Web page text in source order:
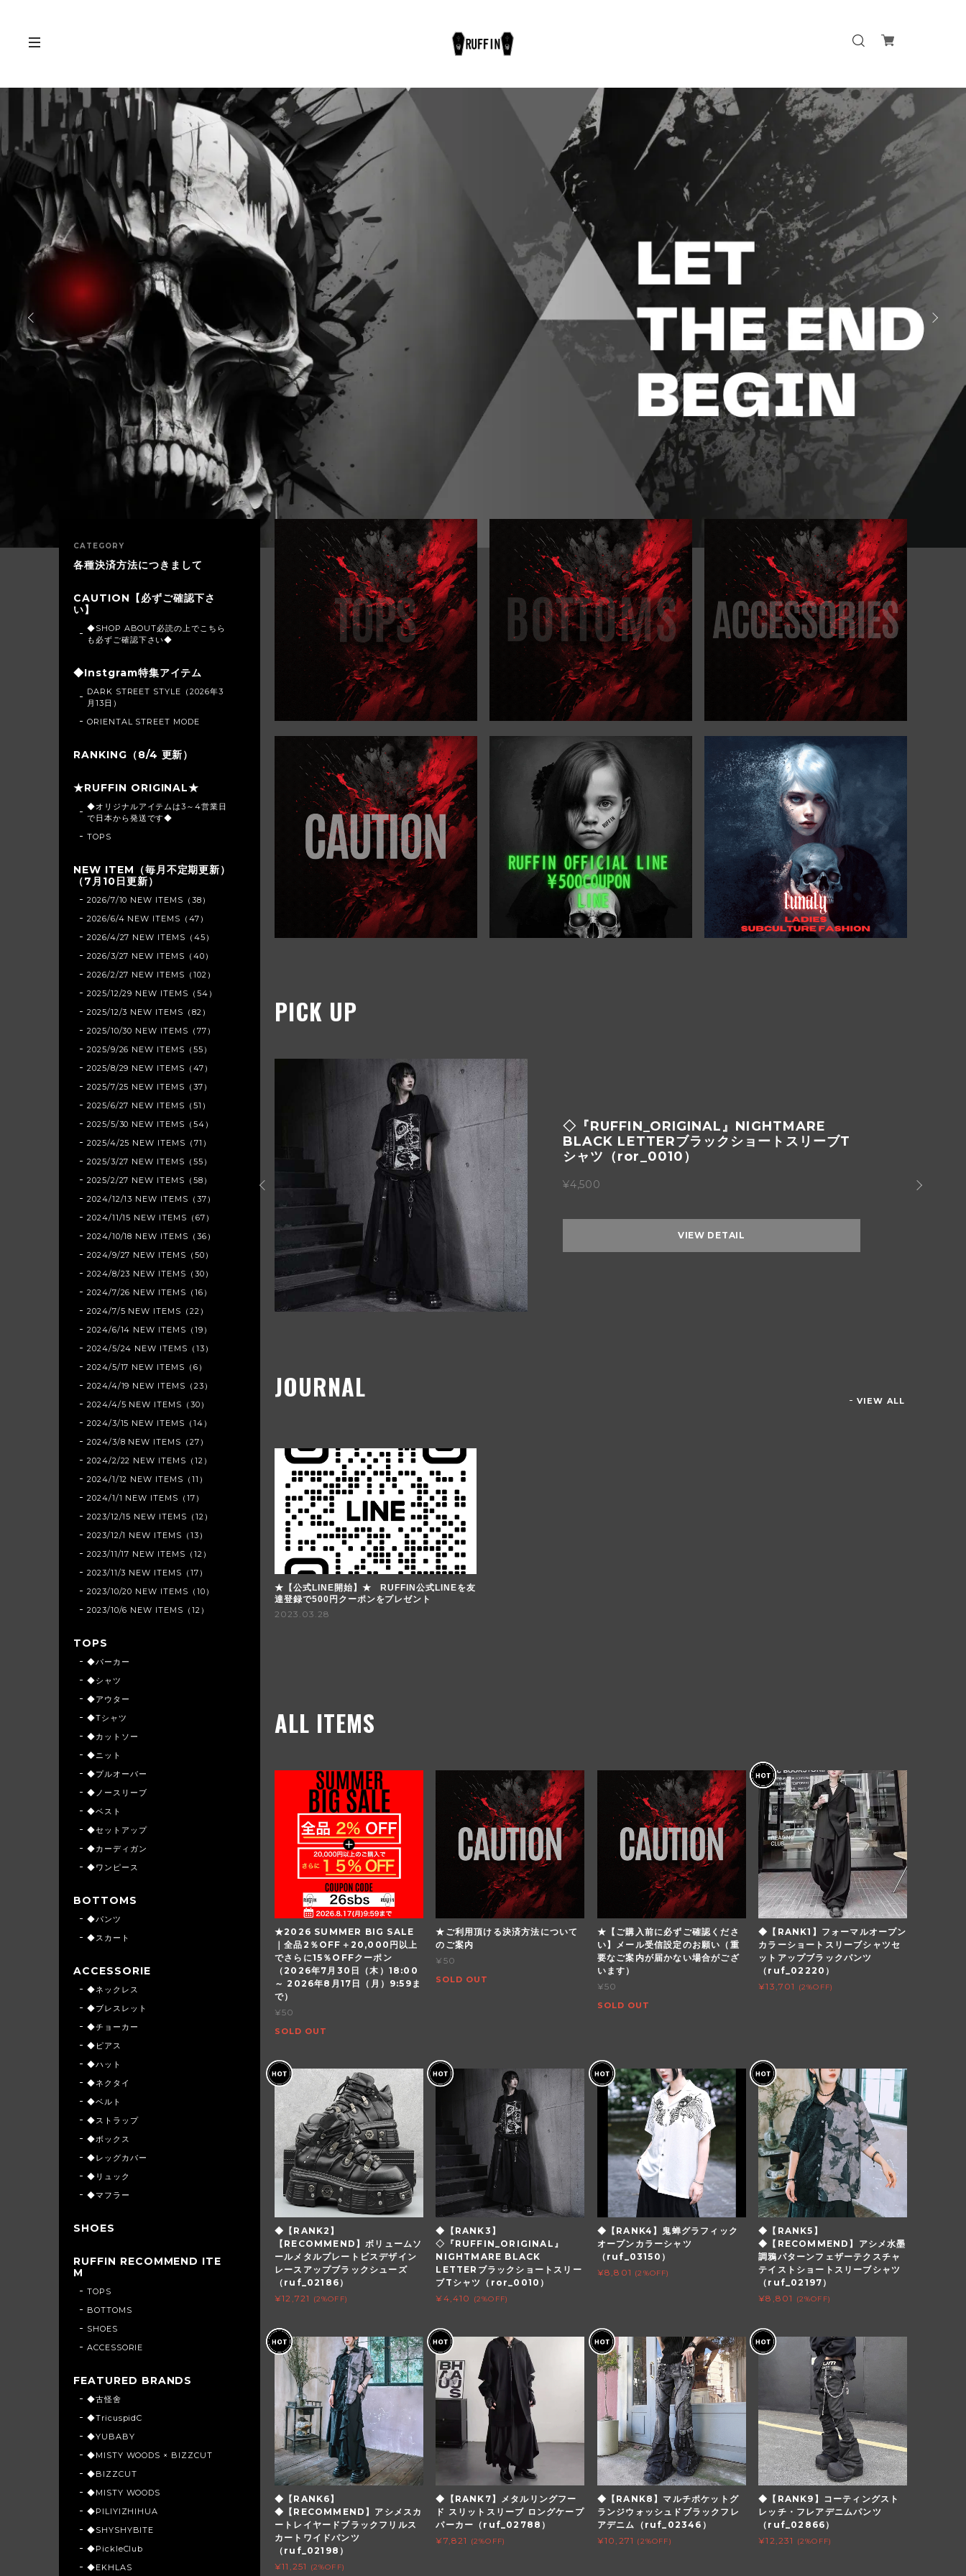
PICK UP
』NIGHTMARE
ブラックショートスリーブT
VIEW DETAIL
鬼蝉グラフィックオープンカラーシャツ
（ruf_03150）
JOURNAL VIEW ALL
★【公式LINE開始】★ RUFFIN公式LINEを友
達登録で500円クーポンをプレゼント
2023.03.28
ALL ITEMS
★2026 SUMMER BIG SALE
｜全品2％OFF＋20,000円以上
でさらに15％OFFクーポン
（2026年7月30日（木）18:00
～ 2026年8月17日（月）9:59ま
で）
¥50
SOLD OUT
★ご利用頂ける決済方法について
のご案内
¥50
SOLD OUT
★【ご購入前に必ずご確認くださ
い】メール受信設定のお願い（重
要なご案内が届かない場合がござ
います）
¥50
SOLD OUT
◆【RANK1】フォーマルオープン
カラーショートスリーブシャツセ
ットアップブラックパンツ
（ruf_02220）
¥13,701
(2%OFF)
◆【RANK2】
【RECOMMEND】ボリュームソ
ールメタルプレートビスデザイン
レースアップブラックシューズ
（ruf_02186）
¥12,721
(2%OFF)
◆【RANK3】
◇『RUFFIN_ORIGINAL』
NIGHTMARE BLACK
LETTERブラックショートスリー
ブTシャツ（ror_0010）
¥4,410
(2%OFF)
◆【RANK4】鬼蝉グラフィック
オープンカラーシャツ
（ruf_03150）
¥8,801 (2%OFF)
◆【RANK5】
◆【RECOMMEND】アシメ水墨
調鴉パターンフェザーテクスチャ
テイストショートスリーブシャツ
（ruf_02197）
¥8,801
(2%OFF)
◆【RANK6】
◆【RECOMMEND】アシメスカ
ートレイヤードブラックフリルス
カートワイドパンツ
（ruf_02198）
¥11,251
(2%OFF)
◆【RANK7】メタルリングフー
ド スリットスリーブ ロングケープ
パーカー（ruf_02788）
¥7,821
(2%OFF)
◆【RANK8】マルチポケットグ
ランジウォッシュドブラックフレ
アデニム（ruf_02346）
¥10,271 (2%OFF)
◆【RANK9】コーティングスト
レッチ・フレアデニムパンツ
（ruf_02866）
¥12,231
(2%OFF)
CATEGORY
各種決済方法につきまして
CAUTION【必ずご確認下さ
い】
◆SHOP ABOUT必読の上でこちら
も必ずご確認下さい◆
◆Instgram特集アイテム
DARK STREET STYLE（2026年3
月13日）
ORIENTAL STREET MODE
RANKING（8/4 更新）
★RUFFIN ORIGINAL★
◆オリジナルアイテムは3～4営業日
で日本から発送です◆
TOPS
NEW ITEM（毎月不定期更新）
（7月10日更新）
2026/7/10 NEW ITEMS（38）
2026/6/4 NEW ITEMS（47）
2026/4/27 NEW ITEMS（45）
2026/3/27 NEW ITEMS（40）
2026/2/27 NEW ITEMS（102）
2025/12/29 NEW ITEMS（54）
2025/12/3 NEW ITEMS（82）
2025/10/30 NEW ITEMS（77）
2025/9/26 NEW ITEMS（55）
2025/8/29 NEW ITEMS（47）
2025/7/25 NEW ITEMS（37）
2025/6/27 NEW ITEMS（51）
2025/5/30 NEW ITEMS（54）
2025/4/25 NEW ITEMS（71）
2025/3/27 NEW ITEMS（55）
2025/2/27 NEW ITEMS（58）
2024/12/13 NEW ITEMS（37）
2024/11/15 NEW ITEMS（67）
2024/10/18 NEW ITEMS（36）
2024/9/27 NEW ITEMS（50）
2024/8/23 NEW ITEMS（30）
2024/7/26 NEW ITEMS（16）
2024/7/5 NEW ITEMS（22）
2024/6/14 NEW ITEMS（19）
2024/5/24 NEW ITEMS（13）
2024/5/17 NEW ITEMS（6）
2024/4/19 NEW ITEMS（23）
2024/4/5 NEW ITEMS（30）
2024/3/15 NEW ITEMS（14）
2024/3/8 NEW ITEMS（27）
2024/2/22 NEW ITEMS（12）
2024/1/12 NEW ITEMS（11）
2024/1/1 NEW ITEMS（17）
2023/12/15 NEW ITEMS（12）
2023/12/1 NEW ITEMS（13）
2023/11/17 NEW ITEMS（12）
2023/11/3 NEW ITEMS（17）
2023/10/20 NEW ITEMS（10）
2023/10/6 NEW ITEMS（12）
TOPS
◆パーカー
◆シャツ
◆アウター
◆Tシャツ
◆カットソー
◆ニット
◆プルオーバー
◆ノースリーブ
◆ベスト
◆セットアップ
◆カーディガン
◆ワンピース
BOTTOMS
◆パンツ
◆スカート
ACCESSORIE
◆ネックレス
◆ブレスレット
◆チョーカー
◆ピアス
◆ハット
◆ネクタイ
◆ベルト
◆ストラップ
◆ボックス
◆レッグカバー
◆リュック
◆マフラー
SHOES
RUFFIN RECOMMEND ITE
M
TOPS
BOTTOMS
SHOES
ACCESSORIE
FEATURED BRANDS
◆古怪舍
◆TricuspidC
◆YUBABY
◆MISTY WOODS × BIZZCUT
◆BIZZCUT
◆MISTY WOODS
◆PILIYIZHIHUA
◆SHYSHYBITE
◆PickleClub
◆EKHLAS